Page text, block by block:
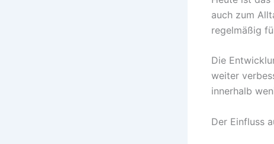
auch zum
regelmäßig
Die
weiter
innerhalb
Der Einfluss